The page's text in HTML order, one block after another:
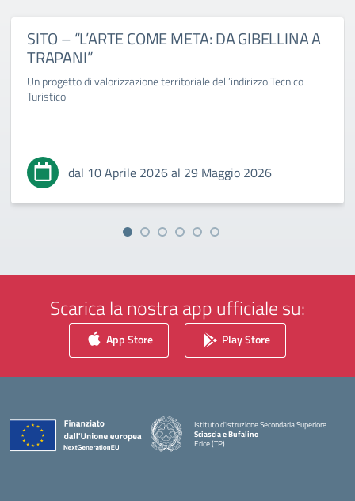
SITO – “L’ARTE COME META: DA GIBELLINA A
TRAPANI”
Un progetto di valorizzazione territoriale dell’indirizzo Tecnico
Turistico
dal 10 Aprile 2026 al 29 Maggio 2026
Scarica la nostra app ufficiale su:
App Store Play Store
Istituto d'Istruzione Secondaria Superiore
Sciascia e Bufalino
Erice (TP)